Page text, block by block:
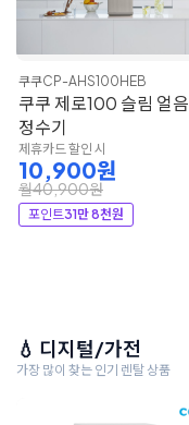
쿠쿠CP-AHS100HEB
쿠쿠 제로100 슬림 얼음
정수기
제휴카드 할인 시
10,900원
월40,900원
포인트31만 8천원
💧 디지털/가전
가장 많이 찾는 인기 렌탈 상품